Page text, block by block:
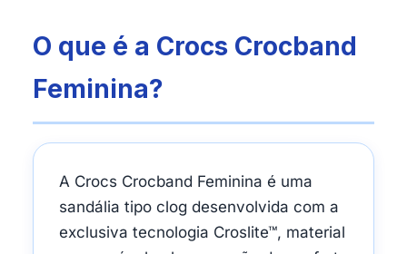
O que é a Crocs Crocband
Feminina?
A Crocs Crocband Feminina é uma
sandália tipo clog desenvolvida com a
exclusiva tecnologia Croslite™, material